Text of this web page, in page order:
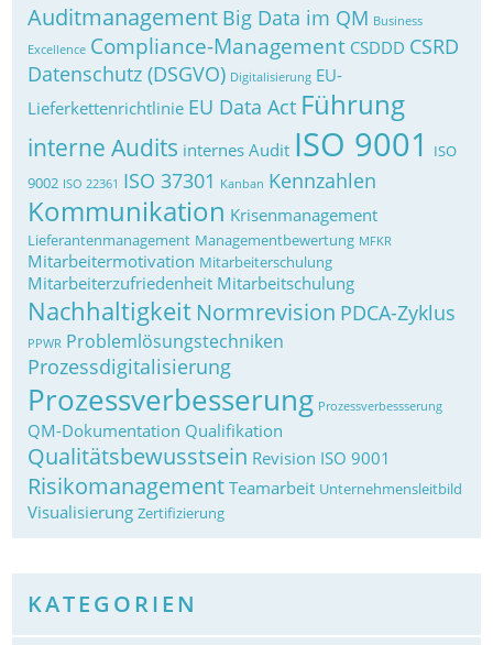
Auditmanagement Big Data im QM Business
Excellence Compliance-Management CSDDD CSRD
Datenschutz (DSGVO) Digitalisierung EU-
Lieferkettenrichtlinie EU Data Act Führung
interne Audits internes Audit ISO 9001
ISO
9002 ISO 22361 ISO 37301 Kanban Kennzahlen
Kommunikation Krisenmanagement
Lieferantenmanagement Managementbewertung MFKR
Mitarbeitermotivation Mitarbeiterschulung
Mitarbeiterzufriedenheit Mitarbeitschulung
Nachhaltigkeit Normrevision PDCA-Zyklus
PPWR Problemlösungstechniken
Prozessdigitalisierung
Prozessverbesserung Prozessverbessserung
QM-Dokumentation Qualifikation
Qualitätsbewusstsein Revision ISO 9001
Risikomanagement Teamarbeit Unternehmensleitbild
Visualisierung Zertifizierung
KATEGORIEN